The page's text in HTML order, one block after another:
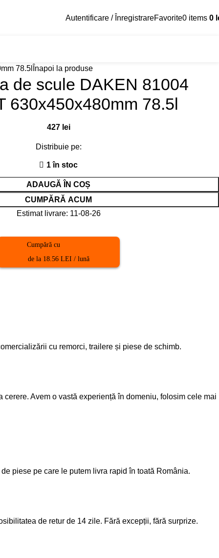
Autentificare / ÎnregistrareFavorite0 items 0
78.5l Înapoi la produse
de scule DAKEN 81004
630x450x480mm 78.5l
427 lei
Distribuie pe:
1 în stoc
ADAUGĂ ÎN COȘ
CUMPĂRĂ ACUM
Estimat livrare: 11-08-26
Cumpără cu
de la 18.56 LEI / lună
cu remorci, trailere și piese de schimb.
cerere. Avem o vastă experiență în domeniu, folosim cele mai
piese pe care le putem livra rapid în toată România.
de retur de 14 zile. Fără excepții, fără surprize.